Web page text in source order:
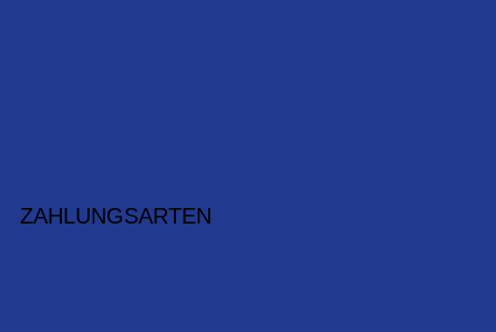
ZAHLUNGSARTEN